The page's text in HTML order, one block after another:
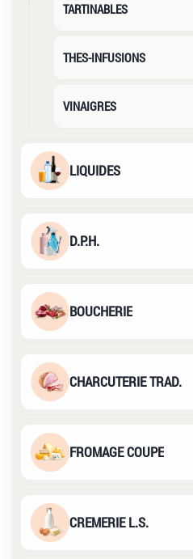
TARTINABLES
THES-INFUSIONS
VINAIGRES
LIQUIDES
D.P.H.
BOUCHERIE
CHARCUTERIE TRAD.
FROMAGE COUPE
CREMERIE L.S.